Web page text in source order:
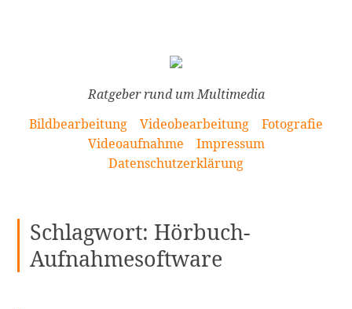
Ratgeber rund um Multimedia
Bildbearbeitung
Videobearbeitung
Fotografie
Videoaufnahme
Impressum
Datenschutzerklärung
Schlagwort: Hörbuch-
Aufnahmesoftware